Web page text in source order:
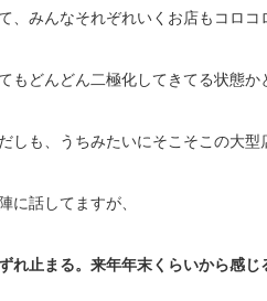
、みんなそれぞれいくお店もコロコ
もどんどん二極化してきてる状態か
しも、うちみたいにそこそこの大型
に話してますが、
れ止まる。来年年末くらいから感じ